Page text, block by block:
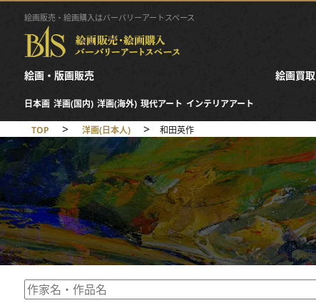
絵画販売・絵画購入はバーバリーアートスペース
絵画・版画販売
日本画 洋画(国内) 洋画(海外) 現代アート インテリアアート
絵画買取
TOP > 洋画(日本人) > 和田英作